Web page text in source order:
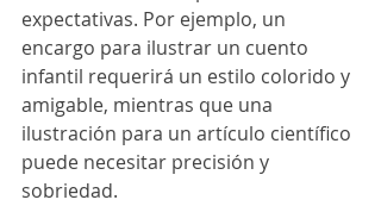
expectativas. Por ejemplo, un
encargo para ilustrar un cuento
infantil requerirá un estilo colorido y
amigable, mientras que una
ilustración para un artículo científico
puede necesitar precisión y
sobriedad.